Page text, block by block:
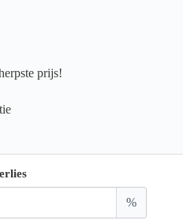
prijs!
%